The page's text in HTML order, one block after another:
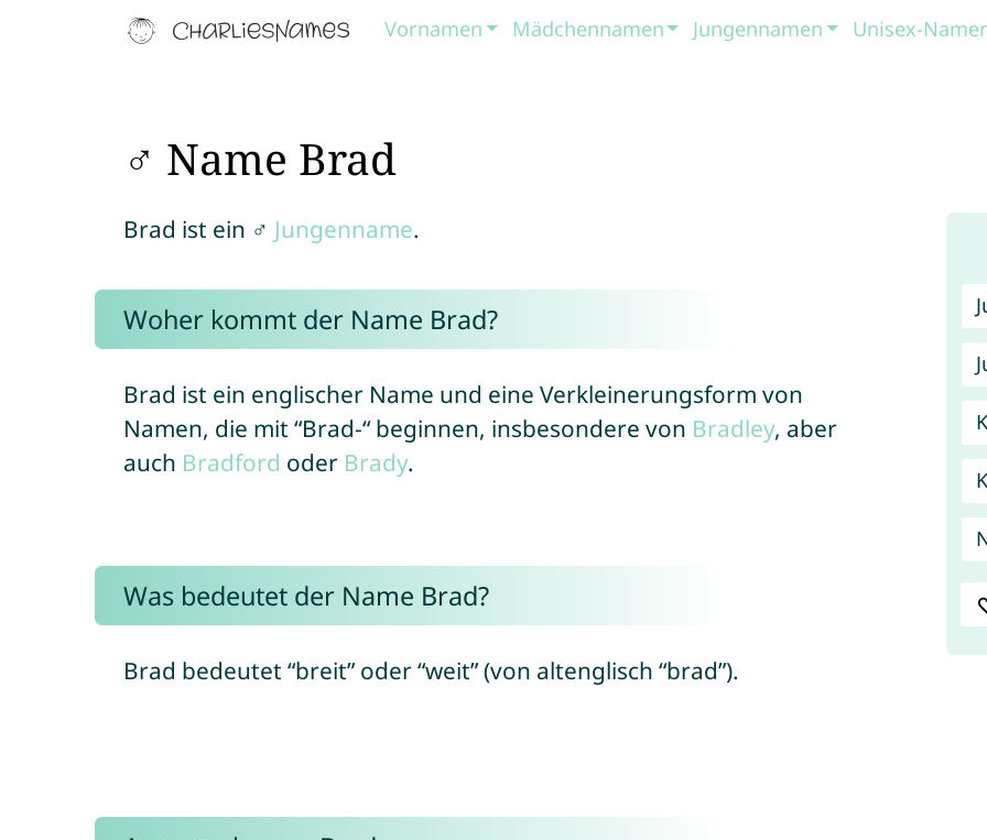
Vornamen Mädchennamen Jungennamen Unisex-
♂ Name Brad
Brad ist ein ♂ Jungenname.
Woher kommt der Name Brad?
Brad ist ein englischer Name und eine Verkleinerungsform von
Namen, die mit “Brad-“ beginnen, insbesondere von Bradley, aber
auch Bradford oder Brady.
Was bedeutet der Name Brad?
Brad bedeutet “breit” oder “weit” (von altenglisch “brad”).